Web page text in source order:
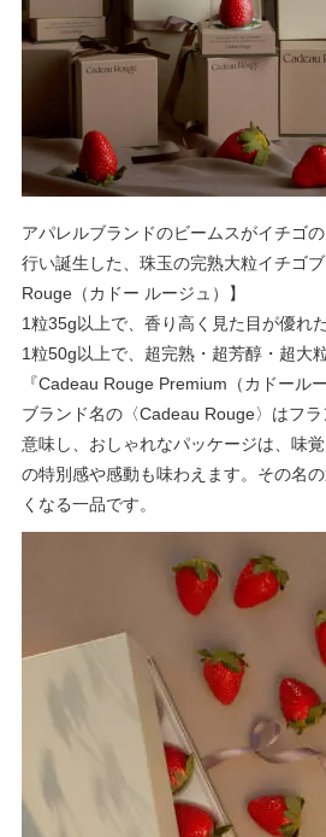
アパレルブランドのビームスがイチゴ
行い誕生した、珠玉の完熟大粒イチゴ
Rouge（カドー ルージュ）】
1粒35g以上で、香り高く見た目が優れ
1粒50g以上で、超完熟・超芳醇・超大
『Cadeau Rouge Premium（カドール
ブランド名の〈Cadeau Rouge〉はフラ
意味し、おしゃれなパッケージは、味
の特別感や感動も味わえます。その名
くなる一品です。